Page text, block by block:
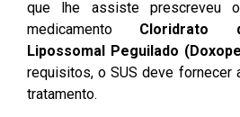
que lhe assiste prescreveu
medicamento Cloridrato
Lipossomal Peguilado
requisitos, o SUS deve fornecer
tratamento.